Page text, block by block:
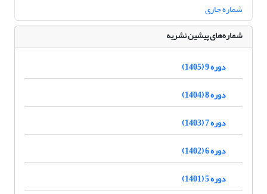
شماره جاری
شماره‌های پیشین نشریه
دوره 9 (1405)
دوره 8 (1404)
دوره 7 (1403)
دوره 6 (1402)
دوره 5 (1401)